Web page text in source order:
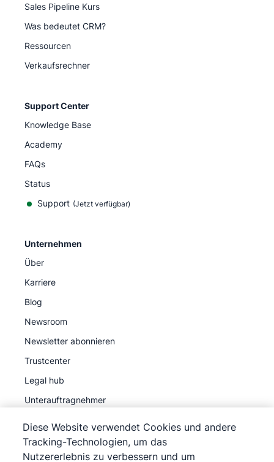
Sales Pipeline Kurs
Was bedeutet CRM?
Ressourcen
Verkaufsrechner
Support Center
Knowledge Base
Academy
FAQs
Status
Support (Jetzt verfügbar)
Unternehmen
Über
Karriere
Blog
Newsroom
Newsletter abonnieren
Trustcenter
Legal hub
Unterauftragnehmer
Diese Website verwendet Cookies und andere
Tracking-Technologien, um das
Nutzererlebnis zu verbessern und um